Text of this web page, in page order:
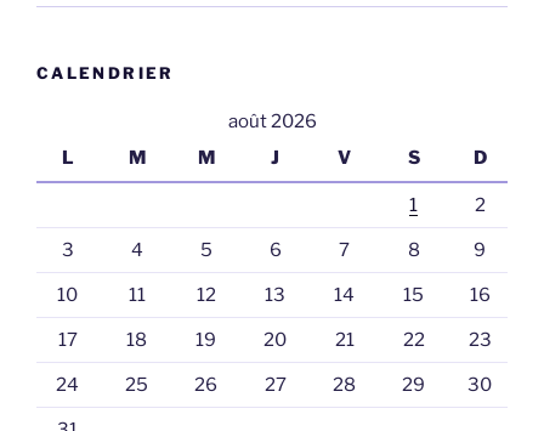
CALENDRIER
août 2026
L
M M J V S D
1 2
3 4 5 6 7 8 9
10 11 12 13 14 15 16
17 18 19 20 21 22 23
24 25 26 27 28 29 30